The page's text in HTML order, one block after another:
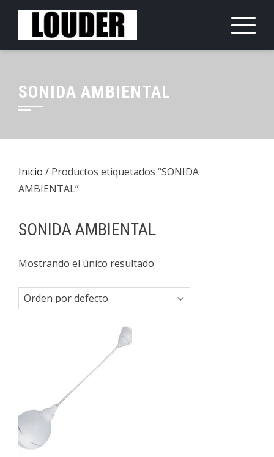
Saltar
contenido
SONIDA AMBIENTAL
Inicio / Productos etiquetados “SONIDA
AMBIENTAL”
SONIDA AMBIENTAL
Mostrando el único resultado